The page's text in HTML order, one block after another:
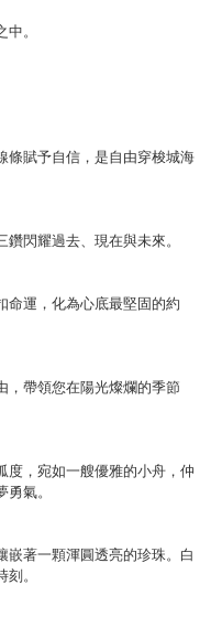
。
條賦予自信，是自由穿梭城海
閃耀過去、現在與未來。
命運，化為心底最堅固的約
，帶領您在陽光燦爛的季節
度，宛如一艘優雅的小舟，仲
氣。
嵌著一顆渾圓透亮的珍珠。白
。